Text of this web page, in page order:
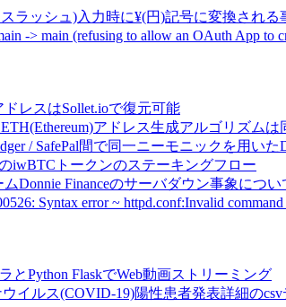
ラッシュ)入力時に¥(円)記号に変換される
-> main (refusing to allow an OAuth App
ドレスはSollet.ioで復元可能
ETH(Ethereum)アドレス生成アルゴリズムは
/ SafePal間で同一ニーモニックを用い
iwBTCトークンのステーキングフロー
Donnie Financeのサーバダウン事象につ
Syntax error ~ httpd.conf:Invalid
とPython FlaskでWeb動画ストリーミング
イルス(COVID-19)陽性患者発表詳細の